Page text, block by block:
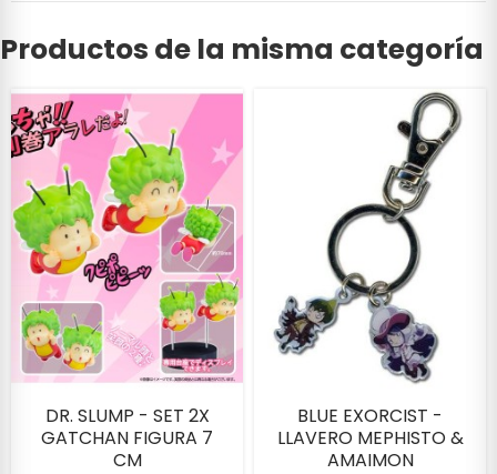
Productos de la misma categoría
DR. SLUMP - SET 2X
GATCHAN FIGURA 7
CM
BLUE EXORCIST -
LLAVERO MEPHISTO &
AMAIMON